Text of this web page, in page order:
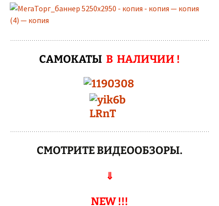
САМОКАТЫ В НАЛИЧИИ !
СМОТРИТЕ ВИДЕООБЗОРЫ.
⇓
NEW !!!